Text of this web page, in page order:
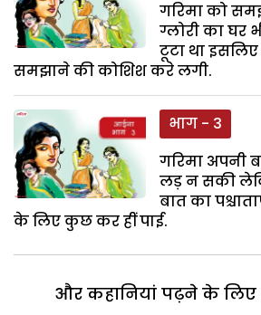
गरिमा को
ग्लोरी का घर
टूटा था
समझाने की कोशिश करे लगी.
भाग - 3
गरिमा अपनी
लड़ न सकी
बात का
के लिए कुछ कर हीं पाई.
और कहानियां पढ़ने के